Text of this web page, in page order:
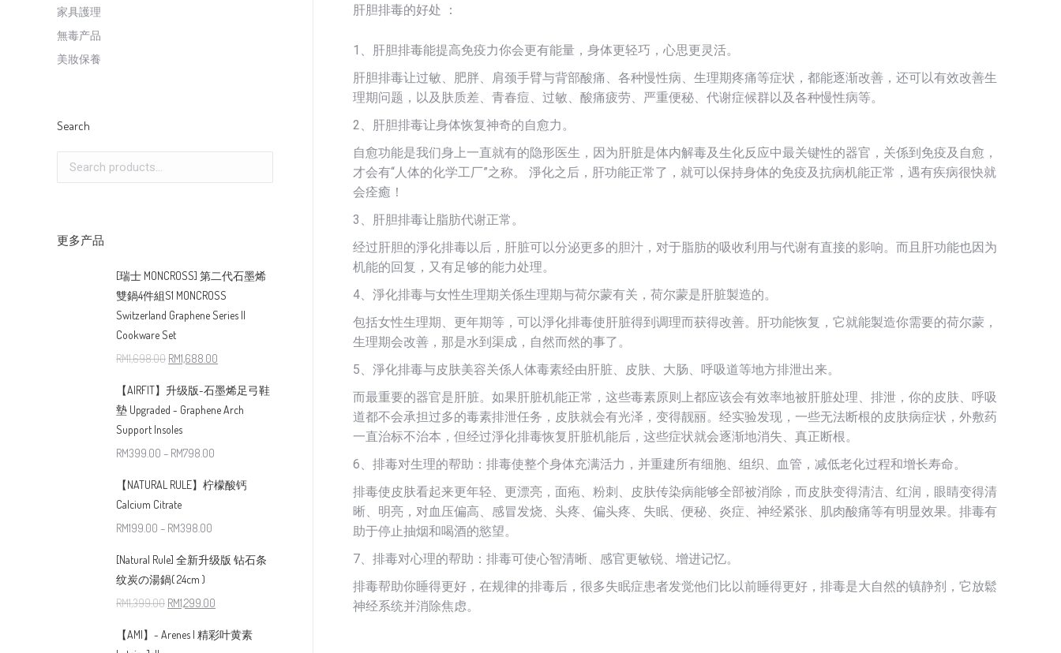
肝胆排毒的好处 ：
1、肝胆排毒能提高免疫力你会更有能量，身体更轻巧，心思更灵活。
肝胆排毒让过敏、肥胖、肩颈手臂与背部酸痛、各种慢性病、生理期疼痛等症状，都能逐渐改善，还可以有效改善生
理期问题，以及肤质差、青春痘、过敏、酸痛疲劳、严重便秘、代谢症候群以及各种慢性病等。
2、肝胆排毒让身体恢复神奇的自愈力。
自愈功能是我们身上一直就有的隐形医生，因为肝脏是体内解毒及生化反应中最关键性的器官，关係到免疫及自愈，
才会有“人体的化学工厂”之称。 淨化之后，肝功能正常了，就可以保持身体的免疫及抗病机能正常，遇有疾病很快就
会痊癒！
3、肝胆排毒让脂肪代谢正常。
经过肝胆的淨化排毒以后，肝脏可以分泌更多的胆汁，对于脂肪的吸收利用与代谢有直接的影响。而且肝功能也因为
机能的回复，又有足够的能力处理。
4、淨化排毒与女性生理期关係生理期与荷尔蒙有关，荷尔蒙是肝脏製造的。
包括女性生理期、更年期等，可以淨化排毒使肝脏得到调理而获得改善。肝功能恢复，它就能製造你需要的荷尔蒙，
生理期会改善，那是水到渠成，自然而然的事了。
5、淨化排毒与皮肤美容关係人体毒素经由肝脏、皮肤、大肠、呼吸道等地方排泄出来。
而最重要的器官是肝脏。如果肝脏机能正常，这些毒素原则上都应该会有效率地被肝脏处理、排泄，你的皮肤、呼吸
道都不会承担过多的毒素排泄任务，皮肤就会有光泽，变得靓丽。经实验发现，一些无法断根的皮肤病症状，外敷药
一直治标不治本，但经过淨化排毒恢复肝脏机能后，这些症状就会逐渐地消失、真正断根。
6、排毒对生理的帮助：排毒使整个身体充满活力，并重建所有细胞、组织、血管，减低老化过程和增长寿命。
排毒使皮肤看起来更年轻、更漂亮，面疱、粉刺、皮肤传染病能够全部被消除，而皮肤变得清洁、红润，眼睛变得清
晰、明亮，对血压偏高、感冒发烧、头疼、偏头疼、失眠、便秘、炎症、神经紧张、肌肉酸痛等有明显效果。排毒有
助于停止抽烟和喝酒的慾望。
7、排毒对心理的帮助：排毒可使心智清晰、感官更敏锐、增进记忆。
排毒帮助你睡得更好，在规律的排毒后，很多失眠症患者发觉他们比以前睡得更好，排毒是大自然的镇静剂，它放鬆
神经系统并消除焦虑。
家具護理
無毒产品
美妝保養
Search
更多产品
[瑞士 MONCROSS] 第二代石墨烯
雙鍋4件組S1 MONCROSS
Switzerland Graphene Series II
Cookware Set
RM1,698.00 RM1,688.00
【AIRFIT】升级版-石墨烯足弓鞋
墊 Upgraded - Graphene Arch
Support Insoles
RM399.00 – RM798.00
【NATURAL RULE】柠檬酸钙
Calcium Citrate
RM199.00 – RM398.00
[Natural Rule] 全新升级版 钻石条
纹炭の湯鍋( 24cm )
RM1,399.00 RM1,299.00
【AMI】- Arenes | 精彩叶黄素